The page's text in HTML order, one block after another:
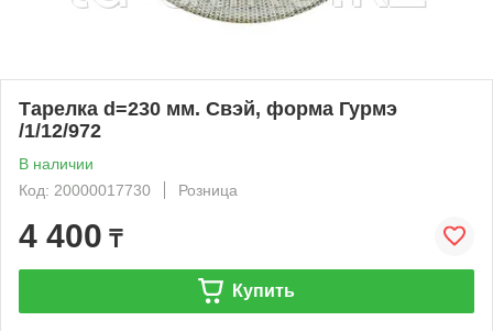
Тарелка d=230 мм. Свэй, форма Гурмэ
/1/12/972
В наличии
Код: 20000017730
Розница
4 400 ₸
Купить